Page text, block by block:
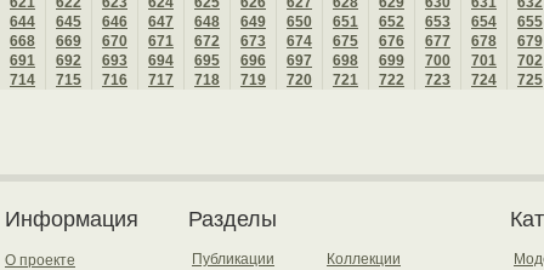
644
645 646 647 648 649 650 651 652 653 654
655
668
669 670 671 672 673 674 675 676 677 678
679
691
692 693 694 695 696 697 698 699 700 701
702
714
715 716 717 718 719 720 721 722 723 724 725
Информация
О проекте
Разделы
Публикации
Коллекции